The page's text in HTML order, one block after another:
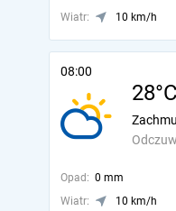
Wiatr: 10 km/h
08:00
28°C
Opad: 0 mm
Wiatr:
10 km/h